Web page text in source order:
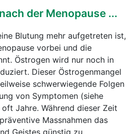
der Menopause ...
Blutung mehr aufgetreten ist,
vorbei und die
Östrogen wird nur noch in
Dieser Östrogenmangel
schwerwiegende Folgen
von Symptomen (siehe
Jahre. Während dieser Zeit
Massnahmen das
Geistes günstig zu